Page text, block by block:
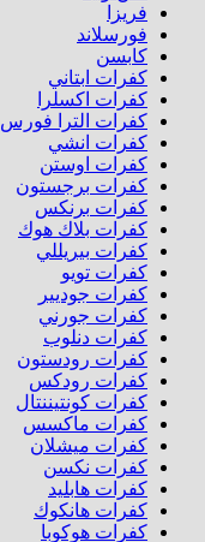
فريزا
فورسلاند
كابسن
كفرات ابتاني
كفرات اكسلرا
كفرات الترا فورس
كفرات انشي
كفرات اوستن
كفرات برجستون
كفرات برنكس
كفرات بلاك هوك
كفرات بيريللي
كفرات تويو
كفرات جوديير
كفرات جورني
كفرات دنلوب
كفرات رودستون
كفرات رودكس
كفرات كونتيننتال
كفرات ماكسس
كفرات ميشلان
كفرات نكسن
كفرات هابليد
كفرات هانكوك
كفرات هوكوبا